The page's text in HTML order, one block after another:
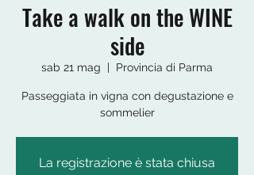
Take a walk on the WINE
side
sab 21 mag
  |
Provincia di Parma
Passeggiata in vigna con degustazione e
sommelier
La registrazione è stata chiusa